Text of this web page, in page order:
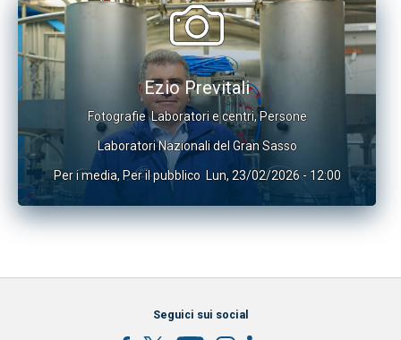
Ezio Previtali
Fotografie Laboratori e centri,Persone
Laboratori Nazionali del Gran Sasso
Per i media, Per il pubblico Lun, 23/02/2026 - 12:00
Seguici sui social